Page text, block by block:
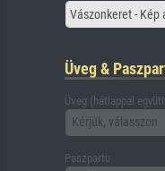
Vászonkeret - Kép
Üveg &
Üveg (hátlappal
Kérjük, válasszon
Paszpartu